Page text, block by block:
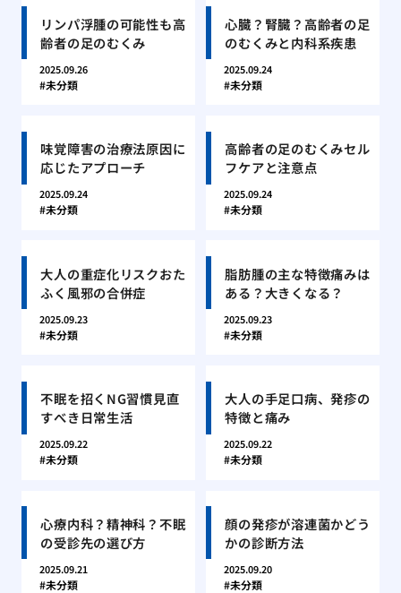
リンパ浮腫の可能性も高
齢者の足のむくみ
2025.09.26
未分類
心臓？腎臓？高齢者の足
のむくみと内科系疾患
2025.09.24
未分類
味覚障害の治療法原因に
応じたアプローチ
2025.09.24
未分類
高齢者の足のむくみセル
フケアと注意点
2025.09.24
未分類
大人の重症化リスクおた
ふく風邪の合併症
2025.09.23
未分類
脂肪腫の主な特徴痛みは
ある？大きくなる？
2025.09.23
未分類
不眠を招くNG習慣見直
すべき日常生活
2025.09.22
未分類
大人の手足口病、発疹の
特徴と痛み
2025.09.22
未分類
心療内科？精神科？不眠
の受診先の選び方
2025.09.21
未分類
顔の発疹が溶連菌かどう
かの診断方法
2025.09.20
未分類